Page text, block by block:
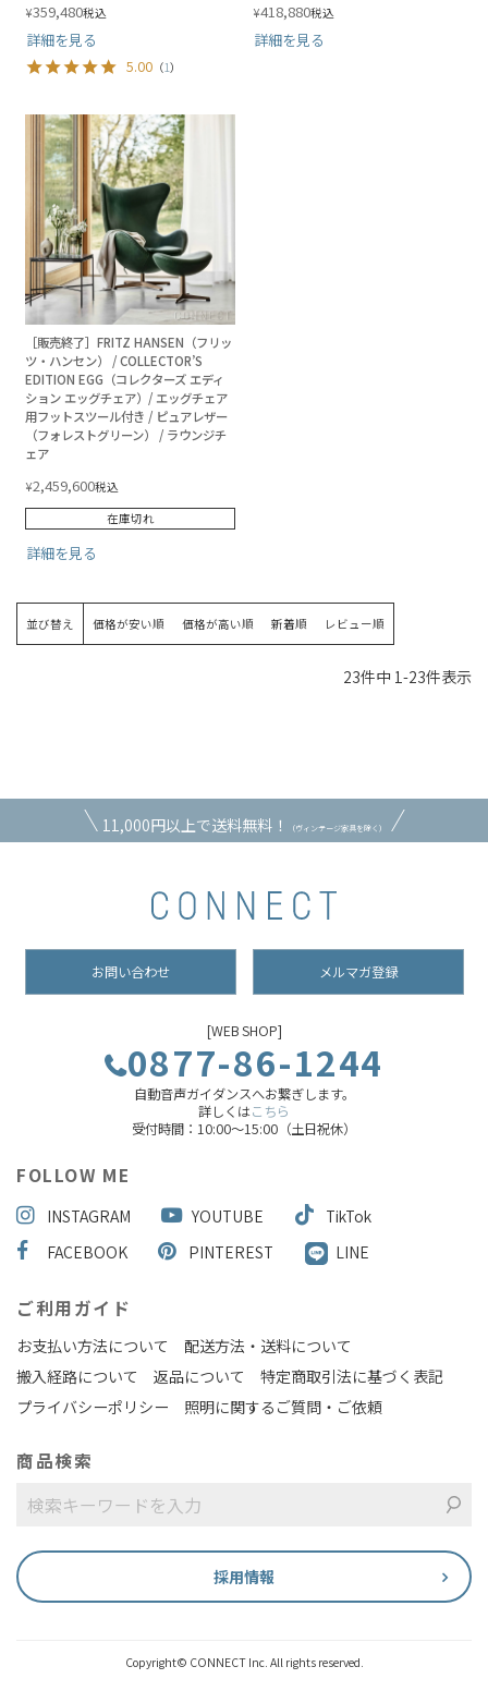
¥359,480税込
詳細を見る
5.00 （1）
¥418,880税込
詳細を見る
［販売終了］FRITZ HANSEN（フリッ
ツ・ハンセン） / COLLECTOR’S
EDITION EGG（コレクターズ エディ
ション エッグチェア）/ エッグチェア
用フットスツール付き / ピュアレザー
（フォレストグリーン） / ラウンジチ
ェア
¥2,459,600税込
在庫切れ
詳細を見る
並び替え 価格が安い順 価格が高い順 新着順 レビュー順
23件中 1 -23件表示
11,000円以上で送料無料！ （ヴィンテージ家具を除く）
お問い合わせ メルマガ登録
[WEB SHOP]
0877-86-1244
自動音声ガイダンスへお繋ぎします。
詳しくはこちら
受付時間：10:00～15:00（土日祝休）
FOLLOW ME
INSTAGRAM YOUTUBE
TikTok
FACEBOOK
PINTEREST LINE
ご利用ガイド
お支払い方法について
配送方法・送料について
搬入経路について
返品について
特定商取引法に基づく表記
プライバシーポリシー
照明に関するご質問・ご依頼
商品検索
採用情報
Copyright© CONNECT Inc. All rights reserved.